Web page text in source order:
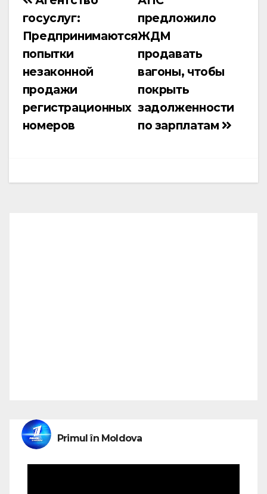
по
предложило
ЖДМ
продавать
вагоны, чтобы
покрыть
задолженности
по зарплатам
госуслуг:
Предпринимаются
попытки
незаконной
продажи
регистрационных
номеров
Primul în Moldova